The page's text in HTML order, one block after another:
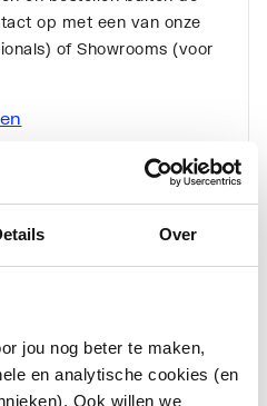
Over
jou nog beter te maken,
en analytische cookies (en
Ook willen we
op met een van onze
of Showrooms (voor